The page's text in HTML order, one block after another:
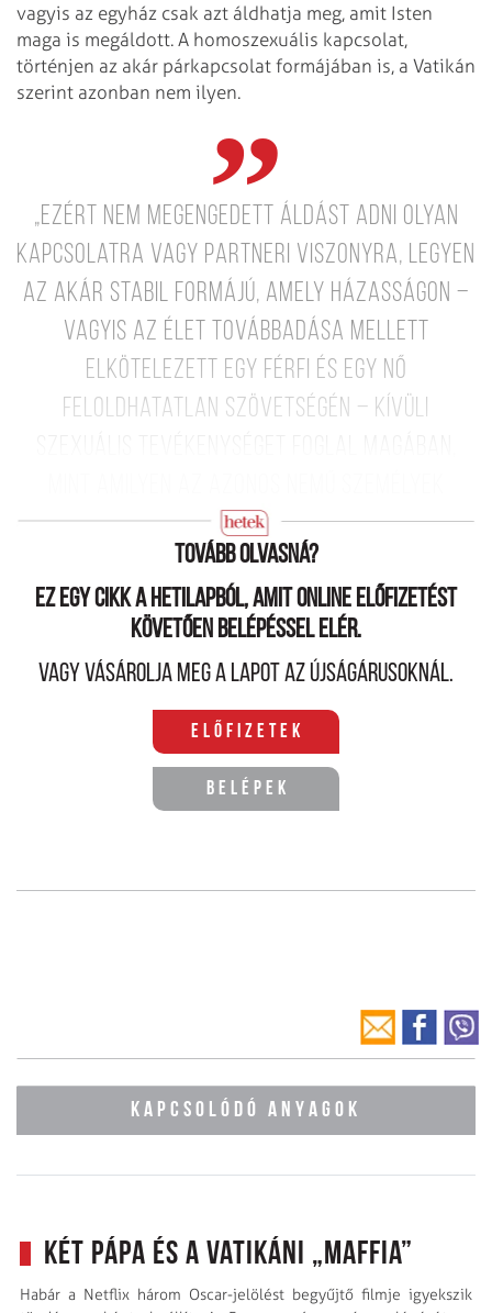
vagyis az egyház csak azt áldhatja meg, amit Isten
maga is megáldott. A homoszexuális kapcsolat,
történjen az akár párkapcsolat formájában is, a Vatikán
szerint azonban nem ilyen.
„Ezért nem megengedett áldást adni olyan
kapcsolatra vagy partneri viszonyra, legyen
az akár stabil formájú, amely házasságon –
vagyis az élet továbbadása mellett
elkötelezett egy férfi és egy nő
feloldhatatlan szövetségén – kívüli
közötti kapcsolat”
Tovább olvasná?
Ez egy cikk a hetilapból, amit online előfizetést
követően belépéssel elér.
Vagy vásárolja meg a lapot az újságárusoknál.
Előfizetek
Belépek
KAPCSOLÓDÓ ANYAGOK
Két pápa és a vatikáni „maffia”
Habár a Netflix három Oscar-jelölést begyűjtő filmje igyekszik